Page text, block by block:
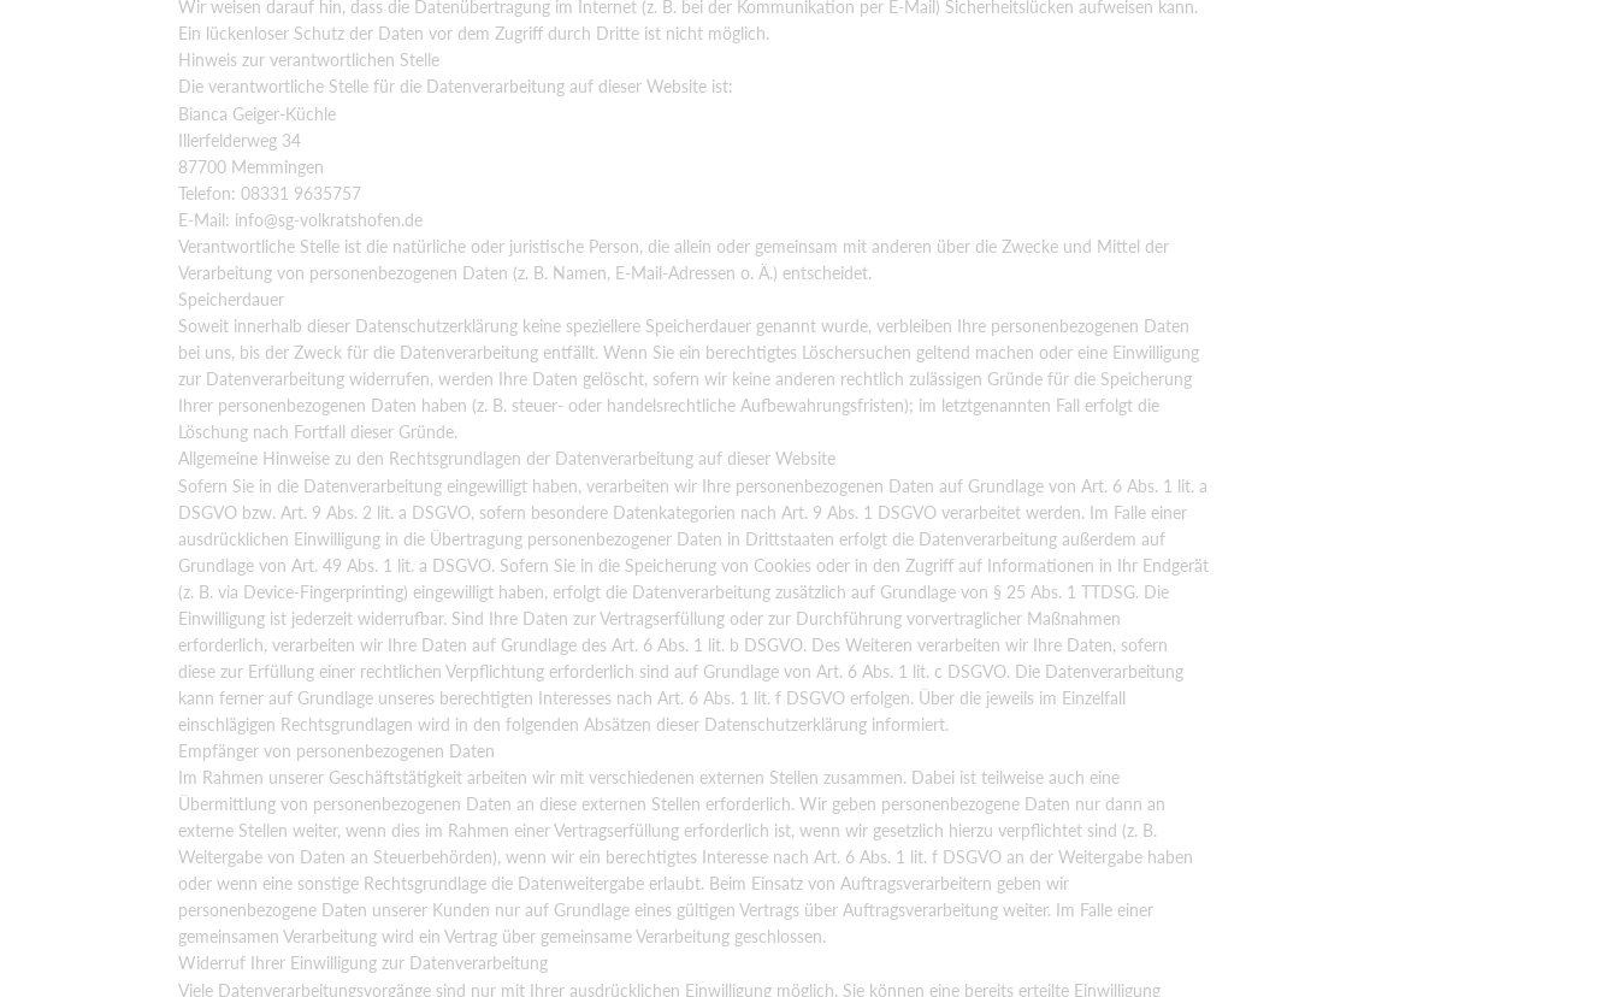
Wir weisen darauf hin, dass die Datenübertragung im Internet (z. B. bei der Kommunikation per E-Mail) Sicherheitslücken aufweisen kann.
Ein lückenloser Schutz der Daten vor dem Zugriff durch Dritte ist nicht möglich.
Hinweis zur verantwortlichen Stelle
Die verantwortliche Stelle für die Datenverarbeitung auf dieser Website ist:
Bianca Geiger-Küchle
Illerfelderweg 34
87700 Memmingen
Telefon: 08331 9635757
E-Mail: info@sg-volkratshofen.de
Verantwortliche Stelle ist die natürliche oder juristische Person, die allein oder gemeinsam mit anderen über die Zwecke und Mittel der
Verarbeitung von personenbezogenen Daten (z. B. Namen, E-Mail-Adressen o. Ä.) entscheidet.
Speicherdauer
Soweit innerhalb dieser Datenschutzerklärung keine speziellere Speicherdauer genannt wurde, verbleiben Ihre personenbezogenen Daten
bei uns, bis der Zweck für die Datenverarbeitung entfällt. Wenn Sie ein berechtigtes Löschersuchen geltend machen oder eine Einwilligung
zur Datenverarbeitung widerrufen, werden Ihre Daten gelöscht, sofern wir keine anderen rechtlich zulässigen Gründe für die Speicherung
Ihrer personenbezogenen Daten haben (z. B. steuer- oder handelsrechtliche Aufbewahrungsfristen); im letztgenannten Fall erfolgt die
Löschung nach Fortfall dieser Gründe.
Allgemeine Hinweise zu den Rechtsgrundlagen der Datenverarbeitung auf dieser Website
Sofern Sie in die Datenverarbeitung eingewilligt haben, verarbeiten wir Ihre personenbezogenen Daten auf Grundlage von Art. 6 Abs. 1 lit. a
DSGVO bzw. Art. 9 Abs. 2 lit. a DSGVO, sofern besondere Datenkategorien nach Art. 9 Abs. 1 DSGVO verarbeitet werden. Im Falle einer
ausdrücklichen Einwilligung in die Übertragung personenbezogener Daten in Drittstaaten erfolgt die Datenverarbeitung außerdem auf
Grundlage von Art. 49 Abs. 1 lit. a DSGVO. Sofern Sie in die Speicherung von Cookies oder in den Zugriff auf Informationen in Ihr Endgerät
(z. B. via Device-Fingerprinting) eingewilligt haben, erfolgt die Datenverarbeitung zusätzlich auf Grundlage von § 25 Abs. 1 TTDSG. Die
Einwilligung ist jederzeit widerrufbar. Sind Ihre Daten zur Vertragserfüllung oder zur Durchführung vorvertraglicher Maßnahmen
erforderlich, verarbeiten wir Ihre Daten auf Grundlage des Art. 6 Abs. 1 lit. b DSGVO. Des Weiteren verarbeiten wir Ihre Daten, sofern
diese zur Erfüllung einer rechtlichen Verpflichtung erforderlich sind auf Grundlage von Art. 6 Abs. 1 lit. c DSGVO. Die Datenverarbeitung
kann ferner auf Grundlage unseres berechtigten Interesses nach Art. 6 Abs. 1 lit. f DSGVO erfolgen. Über die jeweils im Einzelfall
einschlägigen Rechtsgrundlagen wird in den folgenden Absätzen dieser Datenschutzerklärung informiert.
Empfänger von personenbezogenen Daten
Im Rahmen unserer Geschäftstätigkeit arbeiten wir mit verschiedenen externen Stellen zusammen. Dabei ist teilweise auch eine
Übermittlung von personenbezogenen Daten an diese externen Stellen erforderlich. Wir geben personenbezogene Daten nur dann an
externe Stellen weiter, wenn dies im Rahmen einer Vertragserfüllung erforderlich ist, wenn wir gesetzlich hierzu verpflichtet sind (z. B.
Weitergabe von Daten an Steuerbehörden), wenn wir ein berechtigtes Interesse nach Art. 6 Abs. 1 lit. f DSGVO an der Weitergabe haben
oder wenn eine sonstige Rechtsgrundlage die Datenweitergabe erlaubt. Beim Einsatz von Auftragsverarbeitern geben wir
personenbezogene Daten unserer Kunden nur auf Grundlage eines gültigen Vertrags über Auftragsverarbeitung weiter. Im Falle einer
gemeinsamen Verarbeitung wird ein Vertrag über gemeinsame Verarbeitung geschlossen.
Widerruf Ihrer Einwilligung zur Datenverarbeitung
Viele Datenverarbeitungsvorgänge sind nur mit Ihrer ausdrücklichen Einwilligung möglich. Sie können eine bereits erteilte Einwilligung